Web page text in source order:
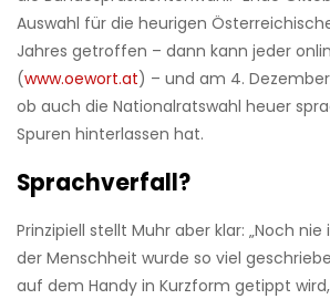
Auswahl für die heurigen
Jahres getroffen – dann kann jeder
(www.oewort.at) – und am 4.
ob auch die Nationalratswahl heuer
Spuren hinterlassen hat.
Sprachverfall?
Prinzipiell stellt Muhr aber klar: „Noch
der Menschheit wurde so viel
auf dem Handy in Kurzform getippt